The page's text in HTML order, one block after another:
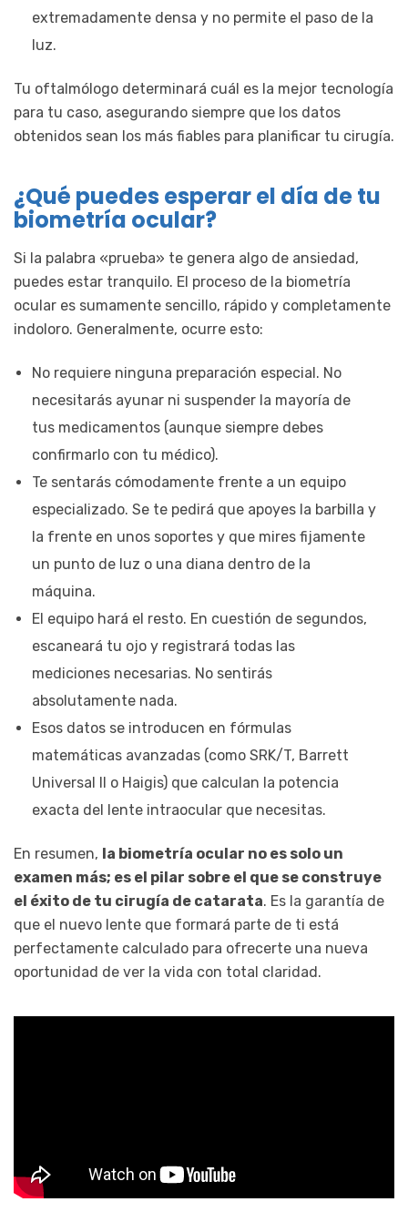
extremadamente densa y no permite el paso de la
luz.
Tu oftalmólogo determinará cuál es la mejor tecnología
para tu caso, asegurando siempre que los datos
obtenidos sean los más fiables para planificar tu cirugía.
¿Qué puedes esperar el día de tu
biometría ocular?
Si la palabra «prueba» te genera algo de ansiedad,
puedes estar tranquilo. El proceso de la biometría
ocular es sumamente sencillo, rápido y completamente
indoloro. Generalmente, ocurre esto:
No requiere ninguna preparación especial. No
necesitarás ayunar ni suspender la mayoría de
tus medicamentos (aunque siempre debes
confirmarlo con tu médico).
Te sentarás cómodamente frente a un equipo
especializado. Se te pedirá que apoyes la barbilla y
la frente en unos soportes y que mires fijamente
un punto de luz o una diana dentro de la
máquina.
El equipo hará el resto. En cuestión de segundos,
escaneará tu ojo y registrará todas las
mediciones necesarias. No sentirás
absolutamente nada.
Esos datos se introducen en fórmulas
matemáticas avanzadas (como SRK/T, Barrett
Universal II o Haigis) que calculan la potencia
exacta del lente intraocular que necesitas.
En resumen, la biometría ocular no es solo un
examen más; es el pilar sobre el que se construye
el éxito de tu cirugía de catarata. Es la garantía de
que el nuevo lente que formará parte de ti está
perfectamente calculado para ofrecerte una nueva
oportunidad de ver la vida con total claridad.